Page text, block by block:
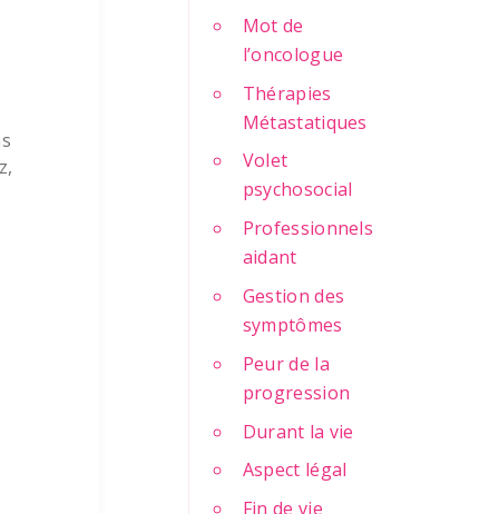
Mot de
l’oncologue
Thérapies
Métastatiques
Volet
psychosocial
Professionnels
aidant
Gestion des
symptômes
Peur de la
progression
Durant la vie
Aspect légal
Fin de vie